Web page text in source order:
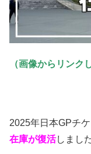
（画像からリンク
2025年日本GPチ
在庫が復活しまし